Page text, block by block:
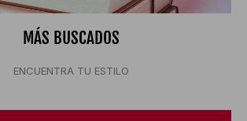
MÁS BUSCADOS
ENCUENTRA TU ESTILO